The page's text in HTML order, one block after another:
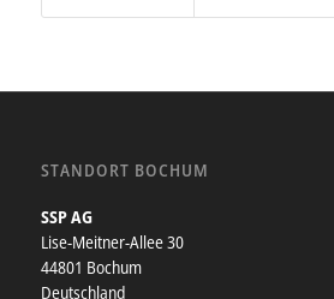
STANDORT BOCHUM
SSP AG
Lise-Meitner-Allee 30
44801 Bochum
Deutschland